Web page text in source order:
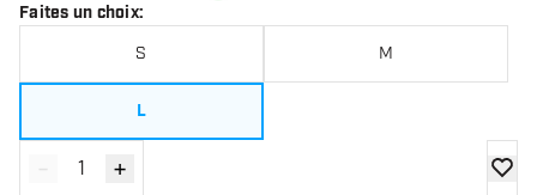
Faites un choix:
S M
L
Diminuer la quantité
- Augmenter la quantité
+